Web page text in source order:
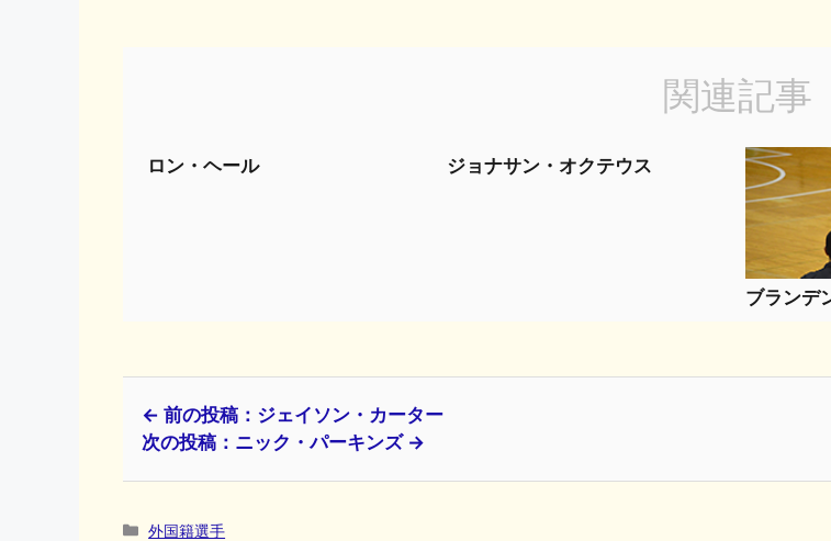
関連記事
ロン・ヘール ジョナサン・オクテウス
ブランデ
← 前の投稿：ジェイソン・カーター
次の投稿：ニック・パーキンズ →
カ
外国籍選手